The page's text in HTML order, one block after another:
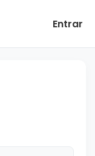
Entrar